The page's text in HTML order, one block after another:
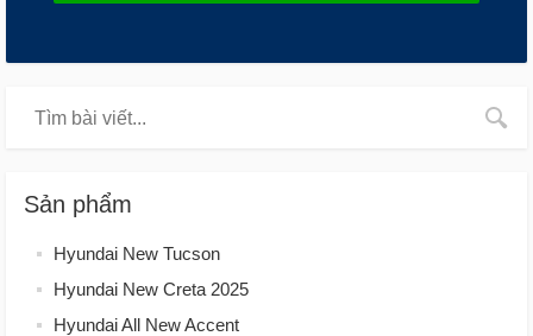
Sản phẩm
Hyundai New Tucson
Hyundai New Creta 2025
Hyundai All New Accent